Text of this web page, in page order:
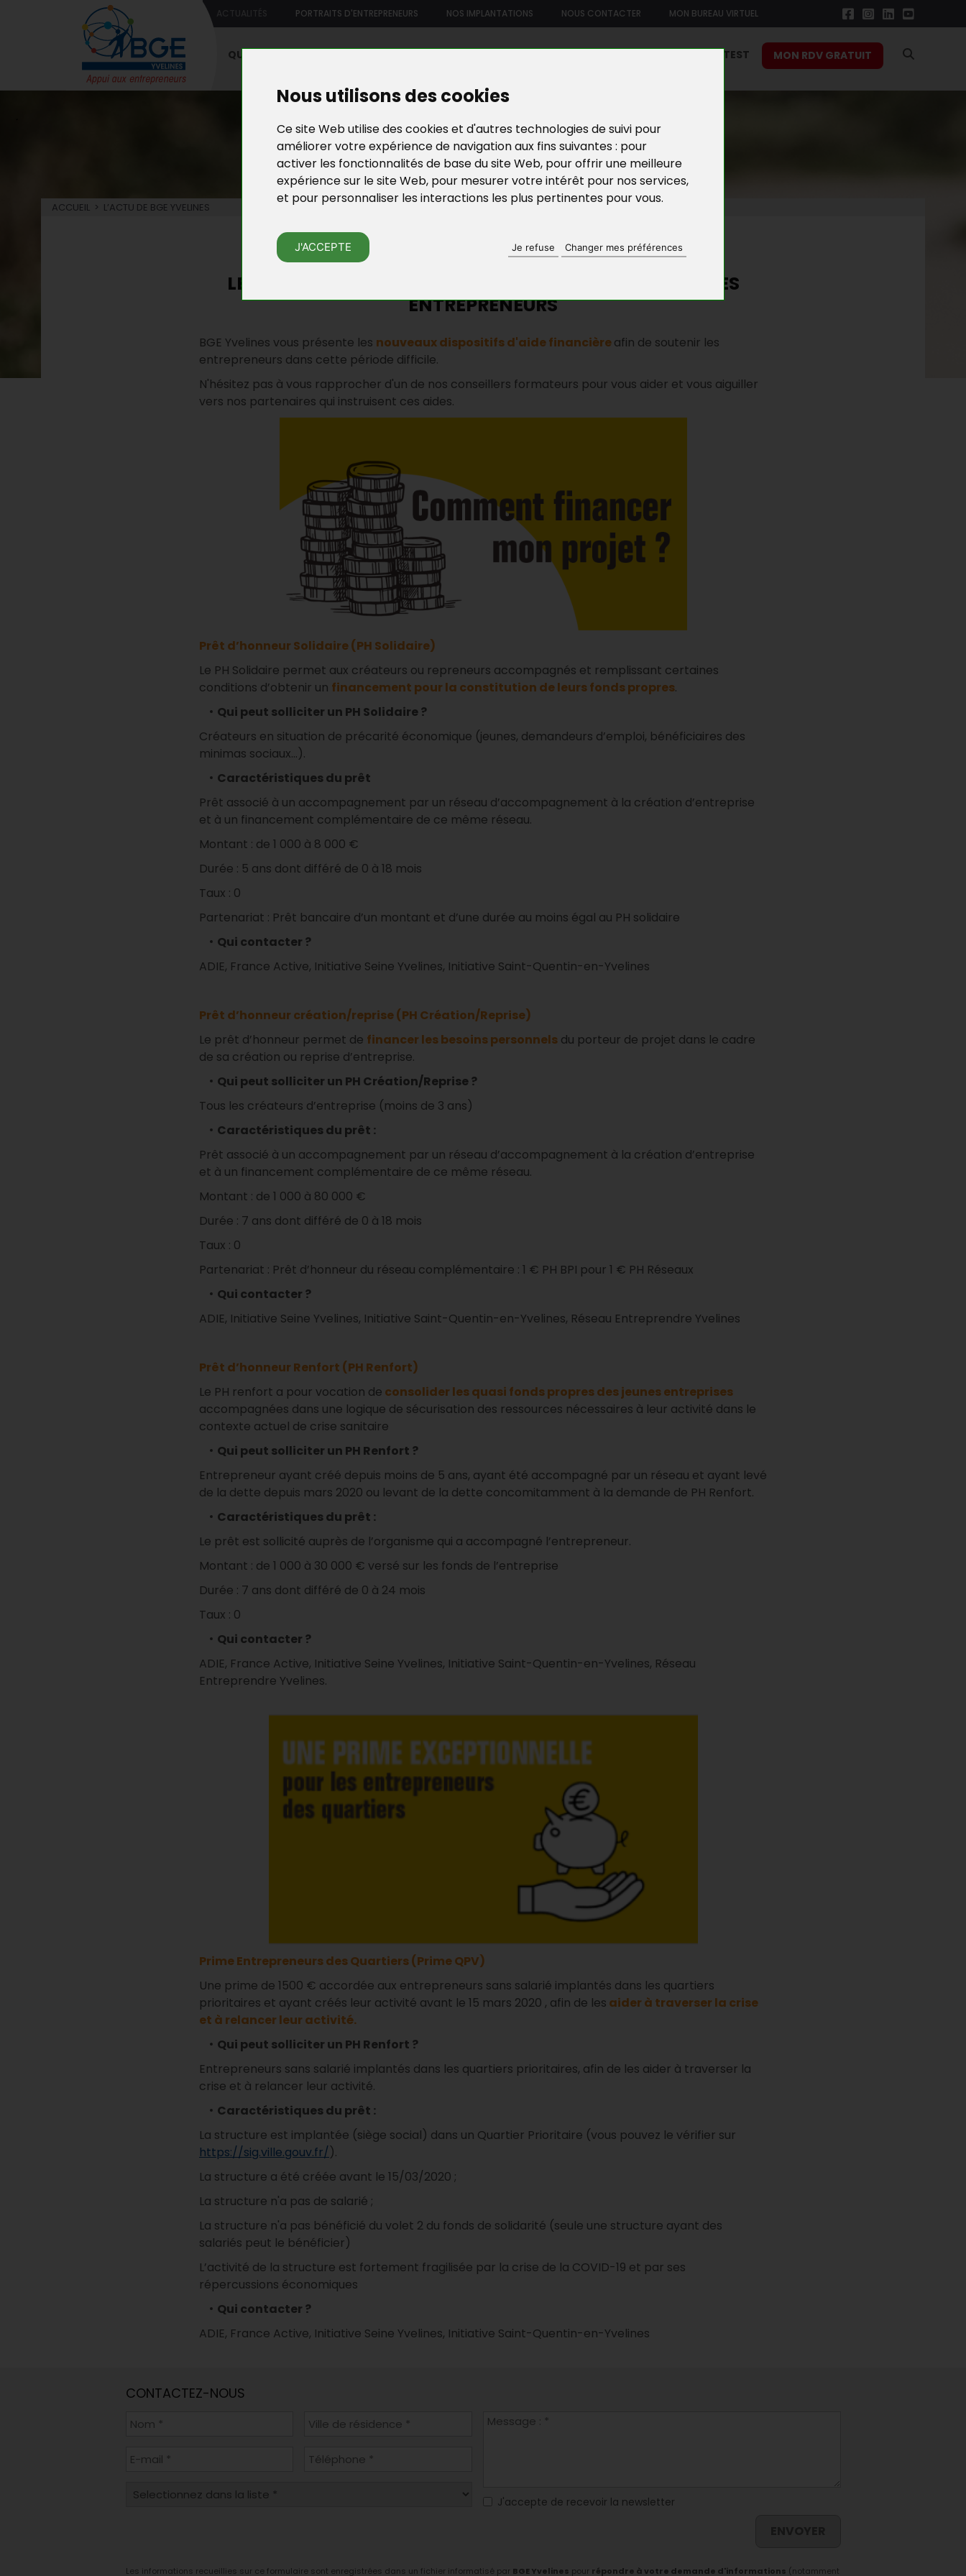
Nous utilisons des cookies
Ce site Web utilise des cookies et d'autres technologies de suivi pour
améliorer votre expérience de navigation aux fins suivantes : pour
activer les fonctionnalités de base du site Web, pour offrir une meilleure
expérience sur le site Web, pour mesurer votre intérêt pour nos services,
et pour personnaliser les interactions les plus pertinentes pour vous.
J'ACCEPTE Je refuse Changer mes préférences
PORTRAITS D'ENTREPRENEURS NOS IMPLANTATIONS NOUS CONTACTER MON BUREAU VIRTUEL
QUI SOMMES-NOUS FONCTION TEST MON RDV GRATUIT
ACCUEIL > L’ACTU DE BGE YVELINES
L’ACTU DE BGE YVELINES
LES NOUVEAUX DISPOSITIFS D'AIDE FINANCIÈRE POUR LES
ENTREPRENEURS
BGE Yvelines vous présente les nouveaux dispositifs d'aide financièreafin de soutenir les
entrepreneurs dans cette période difficile.
N'hésitez pas à vous rapprocher d'un de nos conseillers formateurs pour vous aider et vous aiguiller
vers nos partenaires qui instruisent ces aides.
Prêt d’honneur Solidaire (PH Solidaire)
Le PH Solidaire permet aux créateurs ou repreneurs accompagnés et remplissant certaines
conditions d’obtenir un financement pour la constitution de leurs fonds propres.
Qui peut solliciter un PH Solidaire ?
Créateurs en situation de précarité économique (jeunes, demandeurs d’emploi, bénéficiaires des
minimas sociaux…).
Caractéristiques du prêt
Prêt associé à un accompagnement par un réseau d’accompagnement à la création d’entreprise
et à un financement complémentaire de ce même réseau.
Montant : de 1 000 à 8 000 €
Durée : 5 ans dont différé de 0 à 18 mois
Taux : 0
Partenariat : Prêt bancaire d’un montant et d’une durée au moins égal au PH solidaire
Qui contacter ?
ADIE, France Active, Initiative Seine Yvelines, Initiative Saint-Quentin-en-Yvelines
Prêt d’honneur création/reprise (PH Création/Reprise)
Le prêt d’honneur permet de financer les besoins personnels du porteur de projet dans le cadre
de sa création ou reprise d’entreprise.
Qui peut solliciter un PH Création/Reprise ?
Tous les créateurs d’entreprise (moins de 3 ans)
Caractéristiques du prêt :
Prêt associé à un accompagnement par un réseau d’accompagnement à la création d’entreprise
et à un financement complémentaire de ce même réseau.
Montant : de 1 000 à 80 000 €
Durée : 7 ans dont différé de 0 à 18 mois
Taux : 0
Partenariat : Prêt d’honneur du réseau complémentaire : 1 € PH BPI pour 1 € PH Réseaux
Qui contacter ?
ADIE, Initiative Seine Yvelines, Initiative Saint-Quentin-en-Yvelines, Réseau Entreprendre Yvelines
Prêt d’honneur Renfort (PH Renfort)
Le PH renfort a pour vocation de consolider les quasi fonds propres des jeunes entreprises
accompagnées dans une logique de sécurisation des ressources nécessaires à leur activité dans le
contexte actuel de crise sanitaire
Qui peut solliciter un PH Renfort ?
Entrepreneur ayant créé depuis moins de 5 ans, ayant été accompagné par un réseau et ayant levé
de la dette depuis mars 2020 ou levant de la dette concomitamment à la demande de PH Renfort.
Caractéristiques du prêt :
Le prêt est sollicité auprès de l’organisme qui a accompagné l’entrepreneur.
Montant : de 1 000 à 30 000 € versé sur les fonds de l’entreprise
Durée : 7 ans dont différé de 0 à 24 mois
Taux : 0
Qui contacter ?
ADIE, France Active, Initiative Seine Yvelines, Initiative Saint-Quentin-en-Yvelines, Réseau
Entreprendre Yvelines.
Prime Entrepreneurs des Quartiers (Prime QPV)
Une prime de 1500 € accordée aux entrepreneurs sans salarié implantés dans les quartiers
prioritaires et ayant créés leur activité avant le 15 mars 2020 , afin de les aider à traverser la crise
et à relancer leur activité.
Qui peut solliciter un PH Renfort ?
Entrepreneurs sans salarié implantés dans les quartiers prioritaires, afin de les aider à traverser la
crise et à relancer leur activité.
Caractéristiques du prêt :
La structure est implantée (siège social) dans un Quartier Prioritaire (vous pouvez le vérifier sur
https://sig.ville.gouv.fr/).
La structure a été créée avant le 15/03/2020 ;
La structure n'a pas de salarié ;
La structure n'a pas bénéficié du volet 2 du fonds de solidarité (seule une structure ayant des
salariés peut le bénéficier)
L’activité de la structure est fortement fragilisée par la crise de la COVID-19 et par ses
répercussions économiques
Qui contacter ?
ADIE, France Active, Initiative Seine Yvelines, Initiative Saint-Quentin-en-Yvelines
CONTACTEZ-NOUS
J'accepte de recevoir la newsletter
Les informations recueillies sur ce formulaire sont enregistrées dans un fichier informatisé par BGE Yvelines pour répondre à votre demande d'informations (notamment